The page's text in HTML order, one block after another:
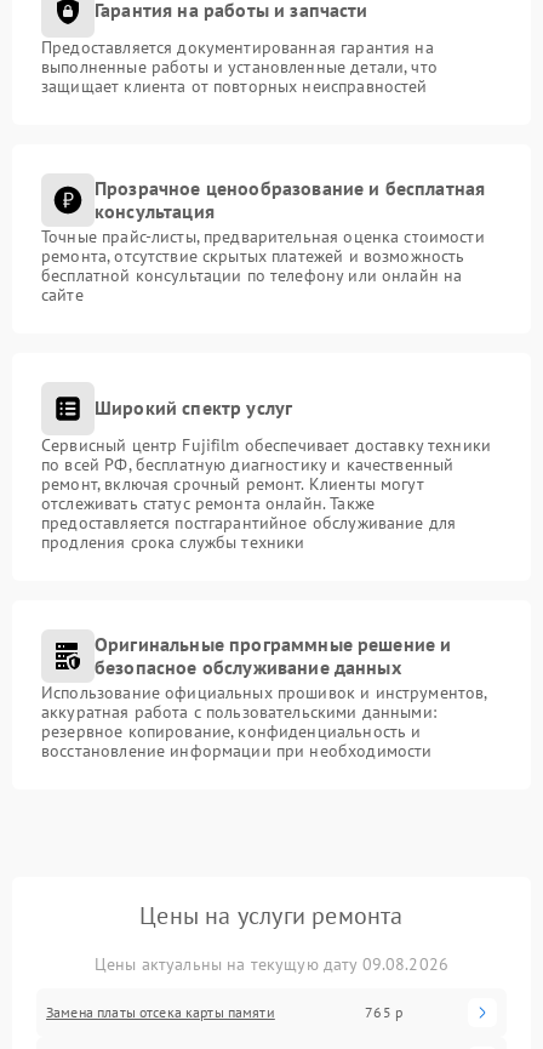
Гарантия на работы и запчасти
Предоставляется документированная гарантия на
выполненные работы и установленные детали, что
защищает клиента от повторных неисправностей
Прозрачное ценообразование и бесплатная
консультация
Точные прайс-листы, предварительная оценка стоимости
ремонта, отсутствие скрытых платежей и возможность
бесплатной консультации по телефону или онлайн на
сайте
Широкий спектр услуг
Сервисный центр Fujifilm обеспечивает доставку техники
по всей РФ, бесплатную диагностику и качественный
ремонт, включая срочный ремонт. Клиенты могут
отслеживать статус ремонта онлайн. Также
предоставляется постгарантийное обслуживание для
продления срока службы техники
Оригинальные программные решение и
безопасное обслуживание данных
Использование официальных прошивок и инструментов,
аккуратная работа с пользовательскими данными:
резервное копирование, конфиденциальность и
восстановление информации при необходимости
Цены на услуги ремонта
Цены актуальны на текущую дату 09.08.2026
Замена платы отсека карты памяти 765 р